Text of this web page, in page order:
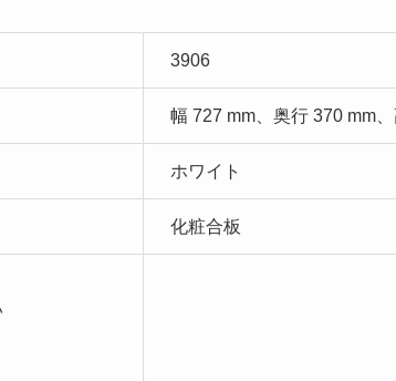
3906
幅 727 mm、奥行 370 mm
ホワイト
化粧合板